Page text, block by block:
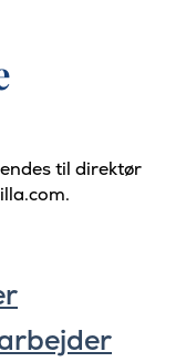
til direktør